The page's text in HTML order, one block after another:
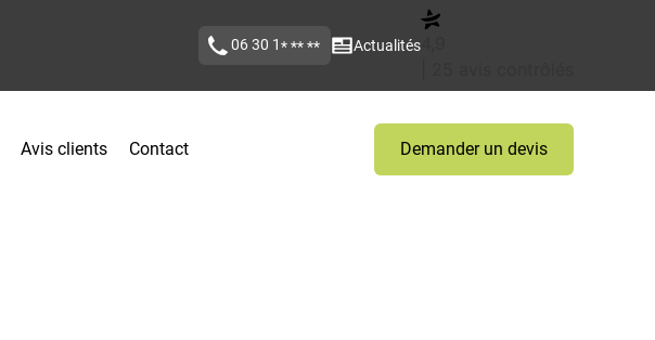
06 30 1* ** ** Actualités4,9
Avis clients Contact Demander un devis